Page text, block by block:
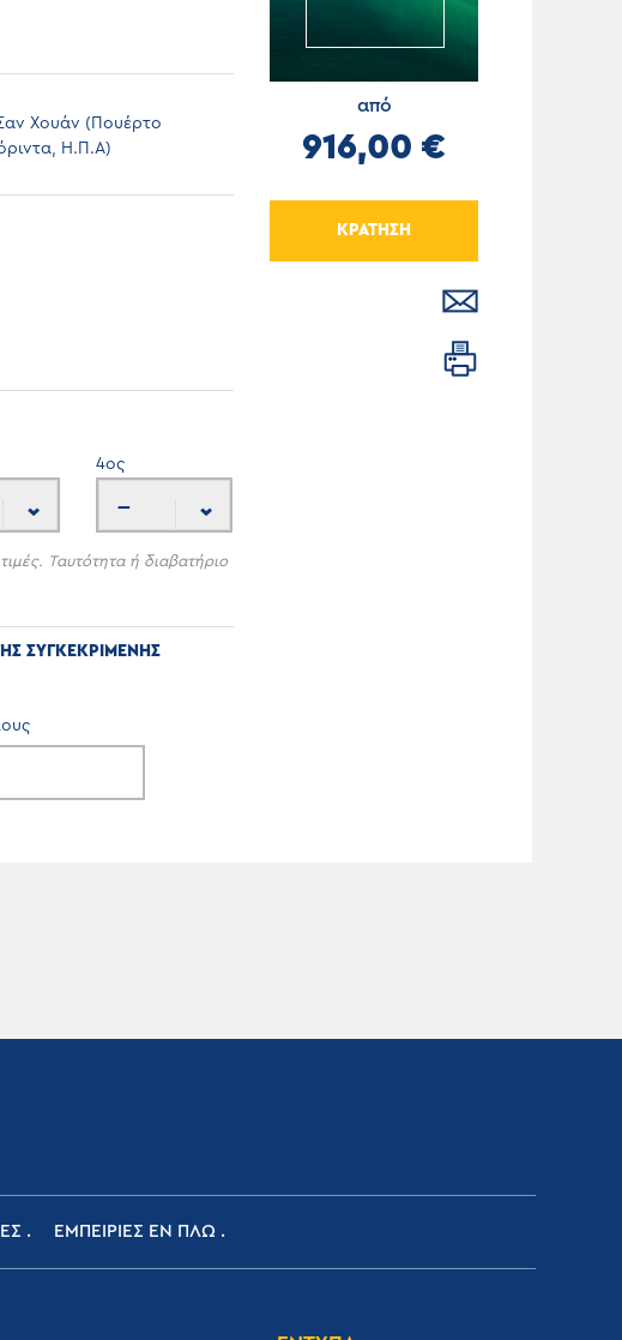
Χουάν (Πουέρτο
Η.Π.Α)
4ος
---
Ταυτότητα ή διαβατήριο
ΣΥΓΚΕΚΡΙΜΕΝΗΣ
από
916,00 €
ΚΡΑΤΗΣΗ
ΕΜΠΕΙΡΙΕΣ ΕΝ ΠΛΩ